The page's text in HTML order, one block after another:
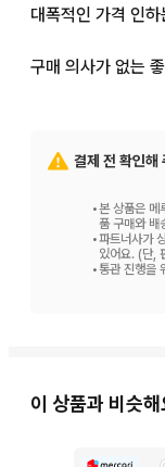
대폭적인 가격 인
구매 의사가 없는
결제 전 확인해
•본 상품은 메
품 구매와 배
•파트너사가
있어요. (단,
•통관 진행을
이 상품과 비슷해